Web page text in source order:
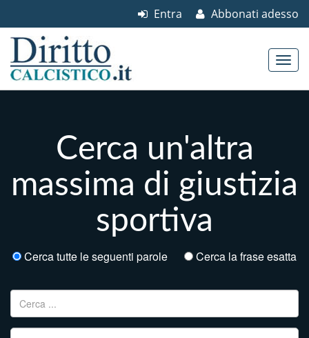
Abbonati adesso
Entra
Cerca un'altra
massima di giustizia
sportiva
Cerca tutte le seguenti parole Cerca la frase esatta
Ricerca per: